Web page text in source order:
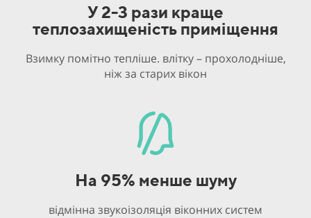
У 2-3 рази краще
теплозахищеність приміщення
Взимку помітно тепліше. влітку – прохолодніше,
ніж за старих вікон
На 95% менше шуму
відмінна звукоізоляція віконних систем